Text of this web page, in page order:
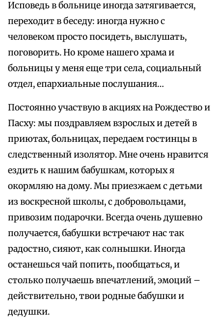
Исповедь в больнице иногда затягивается,
переходит в беседу: иногда нужно с
человеком просто посидеть, выслушать,
поговорить. Но кроме нашего храма и
больницы у меня еще три села, социальный
отдел, епархиальные послушания…
Постоянно участвую в акциях на Рождество и
Пасху: мы поздравляем взрослых и детей в
приютах, больницах, передаем гостинцы в
следственный изолятор. Мне очень нравится
ездить к нашим бабушкам, которых я
окормляю на дому. Мы приезжаем с детьми
из воскресной школы, с добровольцами,
привозим подарочки. Всегда очень душевно
получается, бабушки встречают нас так
радостно, сияют, как солнышки. Иногда
останешься чай попить, пообщаться, и
столько получаешь впечатлений, эмоций –
действительно, твои родные бабушки и
дедушки.